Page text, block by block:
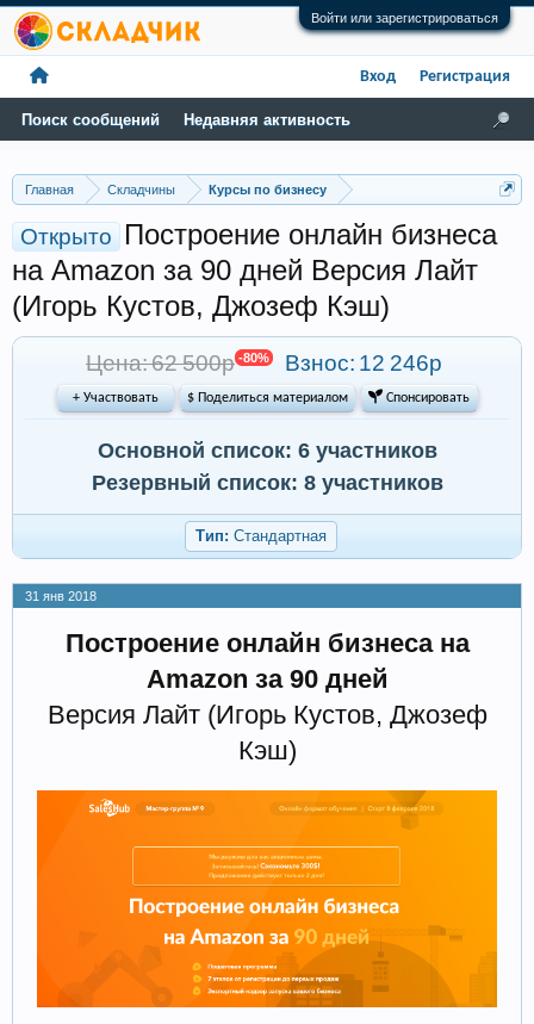
Войти или зарегистрироваться
Главная Складчины Курсы по бизнесу
Открыто
Построение онлайн бизнеса
на Amazon за 90 дней Версия Лайт
(Игорь Кустов, Джозеф Кэш)
Цена: 62 500р -80% Взнос: 12 246р
+ Участвовать $ Поделиться материалом  Спонсировать
Основной список: 6 участников
Резервный список: 8 участников
Тип: Стандартная
31 янв 2018
Построение онлайн бизнеса на
Amazon за 90 дней
Версия Лайт (Игорь Кустов, Джозеф
Кэш)
Поиск сообщений Недавняя активность
Вход Регистрация